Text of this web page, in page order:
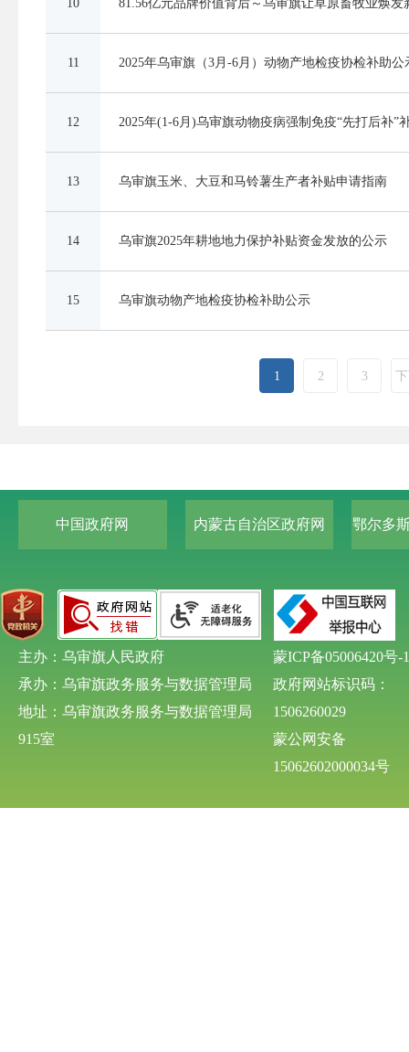
10 81.56亿元品牌价值背后～乌审旗让草原畜牧业焕发
11 2025年乌审旗（3月-6月）动物产地检疫协检补助公
12 2025年(1-6月)乌审旗动物疫病强制免疫“先打后补”
13 乌审旗玉米、大豆和马铃薯生产者补贴申请指南
14 乌审旗2025年耕地地力保护补贴资金发放的公示
15 乌审旗动物产地检疫协检补助公示
1 2 3
中国政府网 内蒙古自治区政府网 鄂尔多
主办：乌审旗人民政府
承办：乌审旗政务服务与数据管理局
地址：乌审旗政务服务与数据管理局
915室
蒙ICP备05006420号-1
政府网站标识码：
1506260029
蒙公网安备
15062602000034号